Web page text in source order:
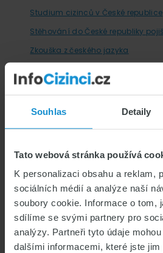
Souhlas Detaily
Tato webová stránka používá
K personalizaci obsahu a reklam,
sociálních médií a analýze naší
soubory cookie. Informace o tom,
sdílíme se svými partnery pro
analýzy. Partneři tyto údaje
dalšími informacemi, které jste
Studium cizinců v České republice
Stěhování do České republiky
Zkouška z českého jazyka
KALKULAČKA POJIŠTĚNÍ PRO
Kalkulačka zdravotního pojištění
Reality pro cizince
PRÁCE PRO CIZINCE
Jste cizinec hledající práci?